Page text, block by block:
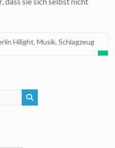
Hilight,Musik,Schlagzeug